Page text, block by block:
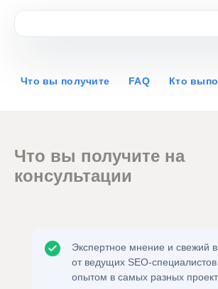
Что вы получите FAQ Кто
Что вы получите на
консультации
Экспертное мнение и свежий
от ведущих SEO-
опытом в самых разных